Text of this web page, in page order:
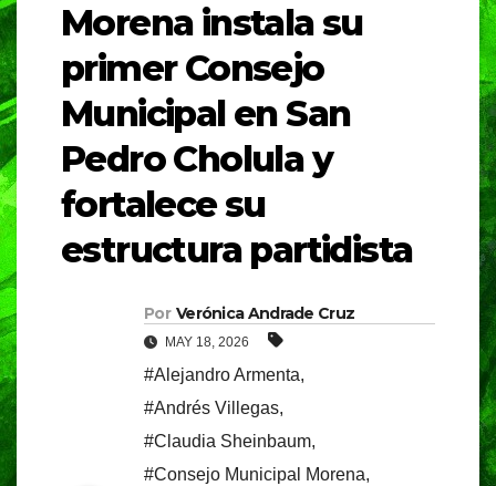
Morena instala su
primer Consejo
Municipal en San
Pedro Cholula y
fortalece su
estructura partidista
Por Verónica Andrade Cruz
MAY 18, 2026
#Alejandro Armenta,
#Andrés Villegas,
#Claudia Sheinbaum,
#Consejo Municipal Morena,